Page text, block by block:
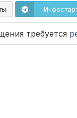
требуется